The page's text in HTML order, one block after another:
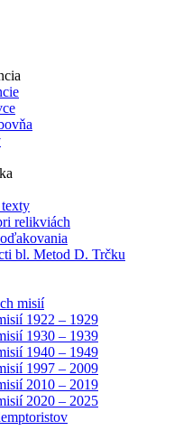
relikviách
bl. Metod D. Trčku
misií
1922 – 1929
1930 – 1939
1940 – 1949
1997 – 2009
2010 – 2019
2020 – 2025